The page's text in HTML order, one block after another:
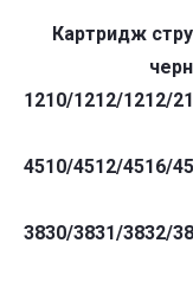
Картридж
1210/1212/1212/
4510/4512/4516/
3830/3831/3832/